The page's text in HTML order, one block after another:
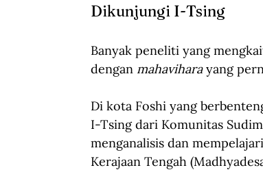
Dikunjungi I-Tsing
Banyak peneliti yang
dengan mahavihara yang
Di kota Foshi yang
I-Tsing dari Komunitas
menganalisis dan
Kerajaan Tengah